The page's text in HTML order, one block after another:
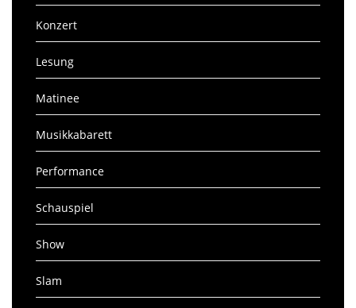
Konzert
Lesung
Matinee
Musikkabarett
Performance
Schauspiel
Show
Slam